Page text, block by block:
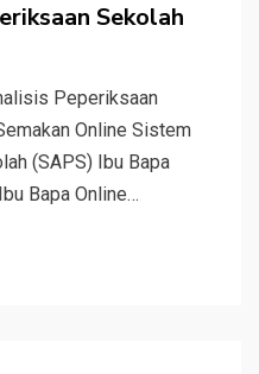
Sekolah
Peperiksaan
Online Sistem
(SAPS) Ibu Bapa
Bapa Online…